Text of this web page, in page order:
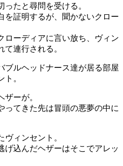
たと尋問を受ける。
を証明するが、聞かないクロー
ローディアに言い放ち、ヴィン
連行される。
ブルヘッドナース達が居る部屋
。
ーが。
ってきた先は冒頭の悪夢の中に
ィンセント。
げ込んだヘザーはそこでアレッ